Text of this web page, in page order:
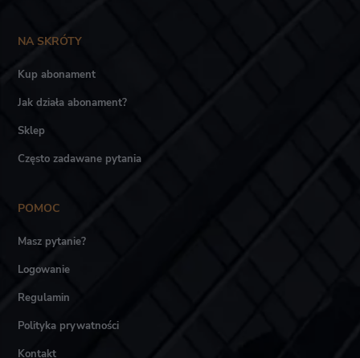
NA SKRÓTY
Kup abonament
Jak działa abonament?
Sklep
Często zadawane pytania
POMOC
Masz pytanie?
Logowanie
Regulamin
Polityka prywatności
Kontakt